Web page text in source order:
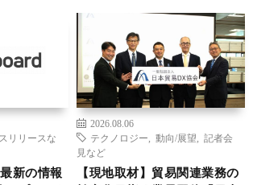
リリースな
新の情報
2026.08.06
テクノロジー
動向/展望
記者会
見など
【現地取材】貿易関連業務の